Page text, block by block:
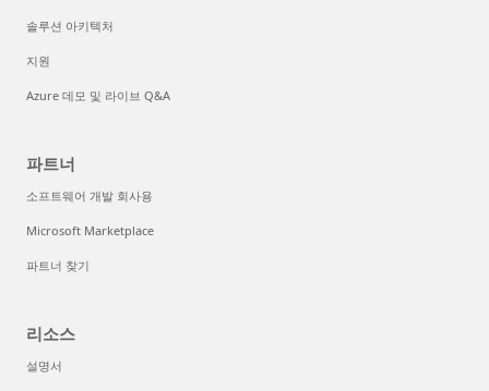
솔루션 아키텍처
지원
Azure 데모 및 라이브 Q&A
파트너
소프트웨어 개발 회사용
Microsoft Marketplace
파트너 찾기
리소스
설명서